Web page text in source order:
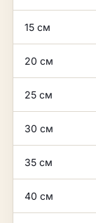
15 см
20 см
25 см
30 см
35 см
40 см